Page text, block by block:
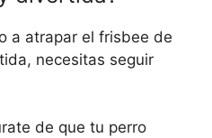
a atrapar el frisbee de
necesitas seguir
de que tu perro